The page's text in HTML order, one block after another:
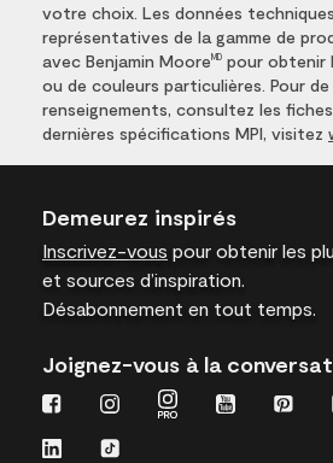
votre choix. Les données
représentatives de la gamme de
avec Benjamin Moore MD pour obtenir
ou de couleurs particulières. Pour de
renseignements, consultez les
dernières spécifications MPI, visitez
Demeurez inspirés
Inscrivez-vous pour obtenir les
et sources d’inspiration.
Désabonnement en tout temps.
Joignez-vous à la